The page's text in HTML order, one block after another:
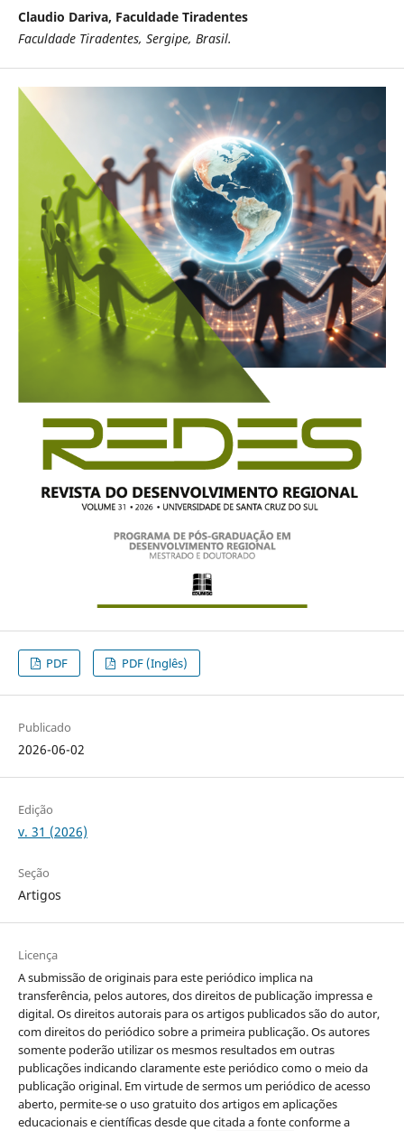
Claudio Dariva, Faculdade Tiradentes
Faculdade Tiradentes, Sergipe, Brasil.
PDF PDF (Inglês)
Publicado
2026-06-02
Edição
v. 31 (2026)
Seção
Artigos
Licença
A submissão de originais para este periódico implica na
transferência, pelos autores, dos direitos de publicação impressa e
digital. Os direitos autorais para os artigos publicados são do autor,
com direitos do periódico sobre a primeira publicação. Os autores
somente poderão utilizar os mesmos resultados em outras
publicações indicando claramente este periódico como o meio da
publicação original. Em virtude de sermos um periódico de acesso
aberto, permite-se o uso gratuito dos artigos em aplicações
educacionais e científicas desde que citada a fonte conforme a